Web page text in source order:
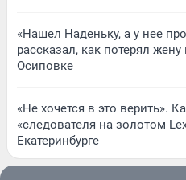
«Нашел Наденьку, а у нее
рассказал, как потерял
Осиповке
«Не хочется в это верить».
«следователя на золотом
Екатеринбурге